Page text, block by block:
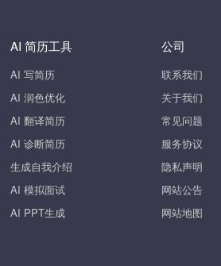
AI 简历工具
AI 写简历
AI 润色优化
AI 翻译简历
AI 诊断简历
生成自我介绍
AI 模拟面试
AI PPT生成
公司
联系我们
关于我们
常见问题
服务协议
隐私声明
网站公告
网站地图